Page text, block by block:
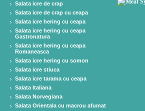
Salata icre de crap
Salata icre de crap cu ceapa
Salata icre hering cu ceapa
Salata icre hering cu ceapa
Gastronatura
Salata icre hering cu ceapa
Romaneasca
Salata icre hering cu somon
Salata icre stiuca
Salata icre tarama cu ceapa
Salata Italiana
Salata Norvegiana
Salata Orientala cu macrou afumat